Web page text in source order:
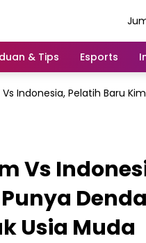
& Tips Esports
Indonesia, Pelatih Baru
Vs
Usia Muda